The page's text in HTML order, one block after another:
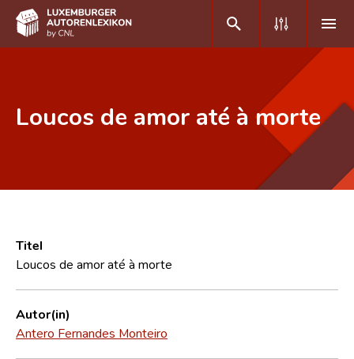
Häufige Fragen und Antworten
CNL
Forschungsgruppe
Kontakt
Loucos de amor até à morte
Titel
Loucos de amor até à morte
Autor(in)
Antero Fernandes Monteiro